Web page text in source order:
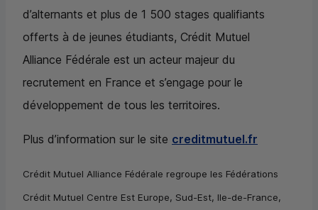
d’alternants et plus de 1 500 stages qualifiants
offerts à de jeunes étudiants, Crédit Mutuel
Alliance Fédérale est un acteur majeur du
recrutement en France et s’engage pour le
développement de tous les territoires.
Plus d’information sur le site creditmutuel.fr
Crédit Mutuel Alliance Fédérale regroupe les Fédérations
Crédit Mutuel Centre Est Europe, Sud-Est, Ile-de-France,